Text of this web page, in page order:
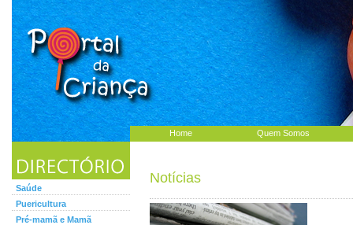
Home Quem Somos
Saúde
Puericultura
Pré-mamã e Mamã
Notícias